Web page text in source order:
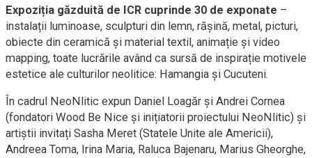
Expoziția găzduită de ICR cuprinde 30 de exponate –
instalații luminoase, sculpturi din lemn, rășină, metal, picturi,
obiecte din ceramică și material textil, animație și video
mapping, toate lucrările având ca sursă de inspirație motivele
estetice ale culturilor neolitice: Hamangia și Cucuteni.
În cadrul NeoNlitic expun Daniel Loagăr și Andrei Cornea
(fondatori Wood Be Nice și inițiatorii proiectului NeoNlitic) și
artiștii invitați Sasha Meret (Statele Unite ale Americii),
Andreea Toma, Irina Maria, Raluca Bajenaru, Marius Gheorghe,